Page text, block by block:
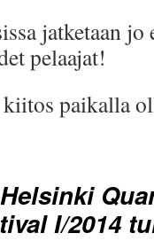
jatketaan
pelaajat!
paikalla
Helsinki
I/2014